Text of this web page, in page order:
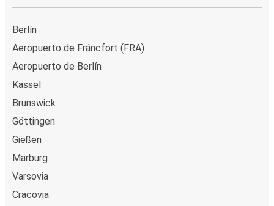
Berlín
Aeropuerto de Fráncfort (FRA)
Aeropuerto de Berlín
Kassel
Brunswick
Göttingen
Gießen
Marburg
Varsovia
Cracovia